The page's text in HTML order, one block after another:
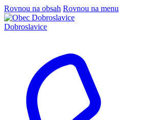
Rovnou na obsah Rovnou na menu
Dobroslavice